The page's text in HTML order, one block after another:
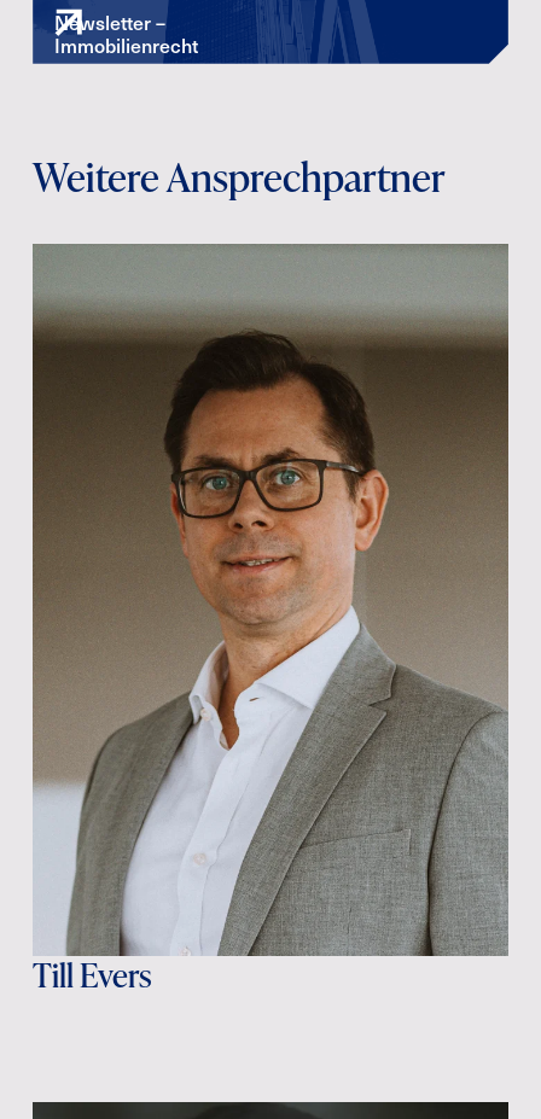
Newsletter –
Immobilienrecht
Weitere Ansprechpartner
Till Evers